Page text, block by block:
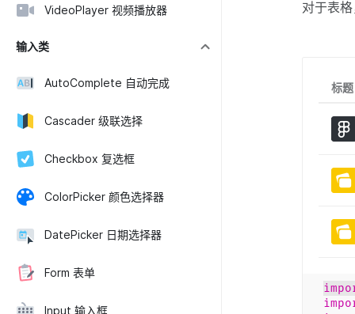
VideoPlayer 视频播放器
输入类
AutoComplete 自动完成
Cascader 级联选择
Checkbox 复选框
ColorPicker 颜色选择器
DatePicker 日期选择器
Form 表单
Input 输入框
对于表
标题